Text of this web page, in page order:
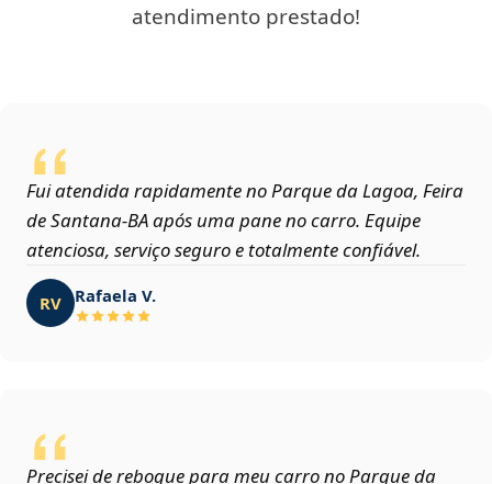
atendimento prestado!
Fui atendida rapidamente no Parque da Lagoa, Feira
de Santana‑BA após uma pane no carro. Equipe
atenciosa, serviço seguro e totalmente confiável.
RV Rafaela V.
Precisei de reboque para meu carro no Parque da